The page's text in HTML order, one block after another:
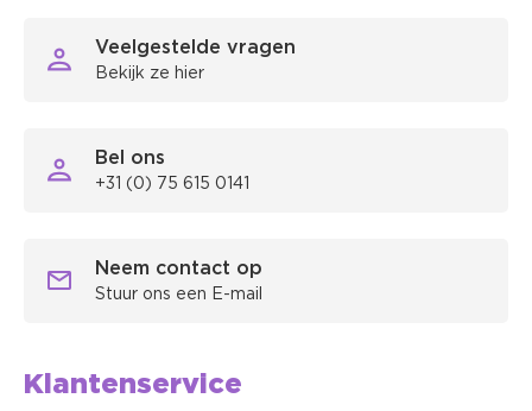
Veelgestelde vragen
Bekijk ze hier
Bel ons
+31 (0) 75 615 0141
Neem contact op
Stuur ons een E-mail
Klantenservice